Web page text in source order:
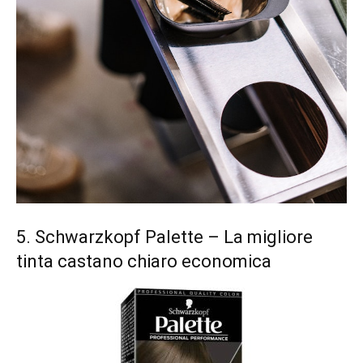
5. Schwarzkopf Palette – La migliore
tinta castano chiaro economica